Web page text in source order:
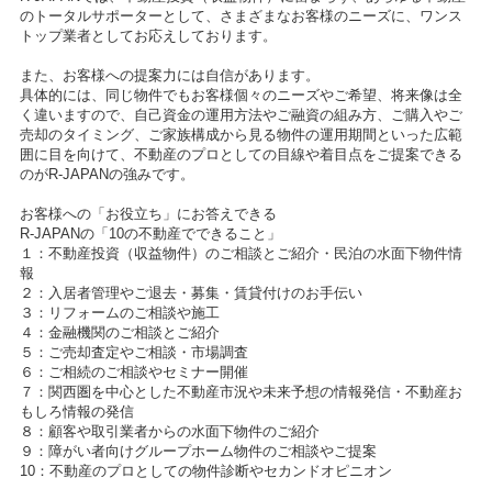
のトータルサポーターとして、さまざまなお客様のニーズに、ワンス
トップ業者としてお応えしております。
また、お客様への提案力には自信があります。
具体的には、同じ物件でもお客様個々のニーズやご希望、将来像は全
く違いますので、自己資金の運用方法やご融資の組み方、ご購入やご
売却のタイミング、ご家族構成から見る物件の運用期間といった広範
囲に目を向けて、不動産のプロとしての目線や着目点をご提案できる
のがR-JAPANの強みです。
お客様への「お役立ち」にお答えできる
R-JAPANの「10の不動産でできること」
１：不動産投資（収益物件）のご相談とご紹介・民泊の水面下物件情
報
２：入居者管理やご退去・募集・賃貸付けのお手伝い
３：リフォームのご相談や施工
４：金融機関のご相談とご紹介
５：ご売却査定やご相談・市場調査
６：ご相続のご相談やセミナー開催
７：関西圏を中心とした不動産市況や未来予想の情報発信・不動産お
もしろ情報の発信
８：顧客や取引業者からの水面下物件のご紹介
９：障がい者向けグループホーム物件のご相談やご提案
10：不動産のプロとしての物件診断やセカンドオピニオン